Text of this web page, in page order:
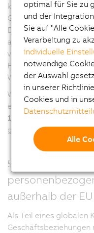
konkrete Anfrage
Geschäftsbeziehung
Direktmarketings auf
als Rechtsgrundlage
verarbeiten.
Einwilligung gemäß
Wirkung für die
Wenn und soweit wir
elektronischer Post
107 (2)
gegebenenfalls auch
5. Wer erhält und
außerhalb der
Als Teil eines globalen
Geschäftsbeziehungen
optimal für Sie zu
und der
Sie auf "Alle
Verarbeitung zu
individuelle
notwendige
der Auswahl
in unserer
Cookies und in
Alle